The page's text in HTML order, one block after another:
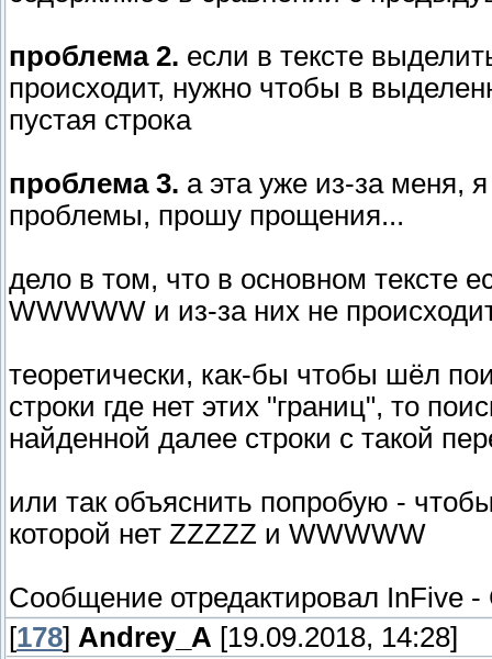
проблема 2. если в тексте
происходит, нужно чтобы в
пустая строка
проблема 3. а эта уже из-за меня,
проблемы, прошу прощения...
дело в том, что в основном тексте
WWWWW и из-за них не
теоретически, как-бы чтобы шёл
строки где нет этих "границ", то
найденной далее строки с такой
или так объяснить попробую -
которой нет ZZZZZ и WWWWW
Сообщение отредактировал InFive -
[178] Andrey_A [19.09.2018, 14:28]